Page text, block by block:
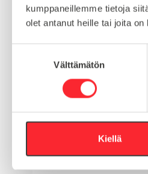
kumppaneillemme tietoja
olet antanut heille tai joita
k
Välttämätön
Kiellä
URA
Kysy tuotteista:
Asiakaspalvelu
+358 10 5262 290